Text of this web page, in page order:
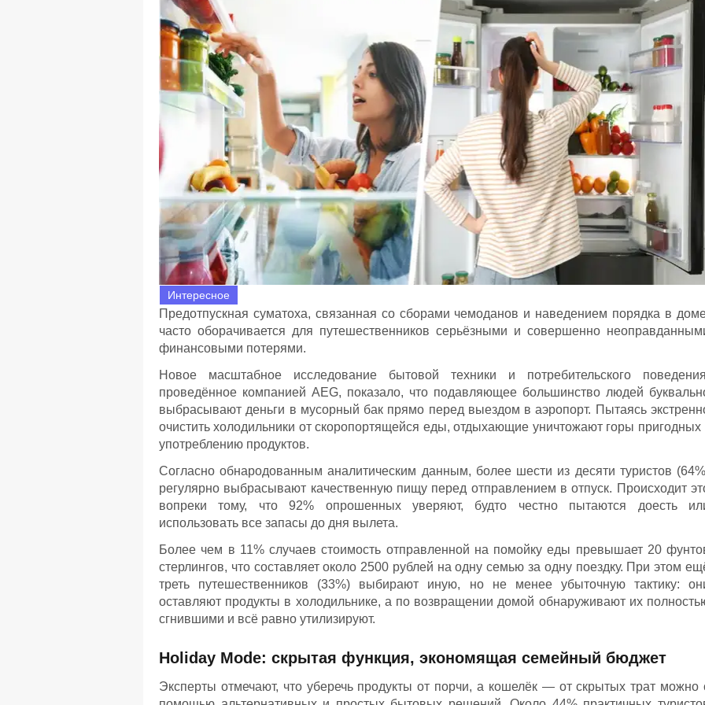
Интересное
Предотпускная суматоха, связанная со сборами чемоданов и наведением порядка в
часто оборачивается для путешественников серьёзными и совершенно
финансовыми потерями.
Новое масштабное исследование бытовой техники и потребительского
проведённое компанией AEG, показало, что подавляющее большинство людей
выбрасывают деньги в мусорный бак прямо перед выездом в аэропорт. Пытаясь
очистить холодильники от скоропортящейся еды, отдыхающие уничтожают горы пригодных
употреблению продуктов.
Согласно обнародованным аналитическим данным, более шести из десяти туристов
регулярно выбрасывают качественную пищу перед отправлением в отпуск. Происходит
вопреки тому, что 92% опрошенных уверяют, будто честно пытаются доесть
использовать все запасы до дня вылета.
Более чем в 11% случаев стоимость отправленной на помойку еды превышает 20
стерлингов, что составляет около 2500 рублей на одну семью за одну поездку. При этом
треть путешественников (33%) выбирают иную, но не менее убыточную тактику:
оставляют продукты в холодильнике, а по возвращении домой обнаруживают их
сгнившими и всё равно утилизируют.
Holiday Mode: скрытая функция, экономящая семейный бюджет
Эксперты отмечают, что уберечь продукты от порчи, а кошелёк — от скрытых трат можно